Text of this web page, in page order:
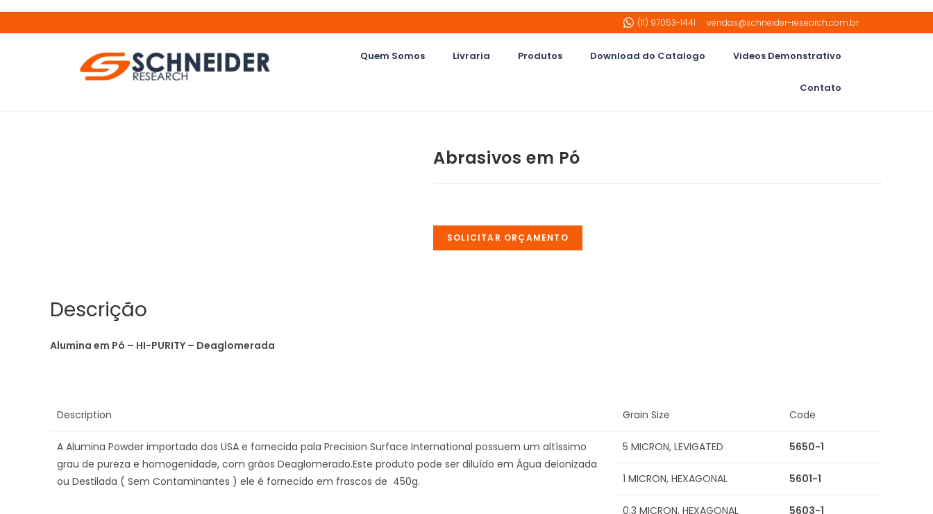
(11) 97053-1441 vendas@schneider-research.com.br
Quem Somos Livraria Produtos Download do Catalogo Videos Demonstrativo
Contato
Abrasivos em Pó
SOLICITAR ORÇAMENTO
Descrição
Alumina em Pó – HI-PURITY – Deaglomerada
Description Grain Size Code
A Alumina Powder importada dos USA e fornecida pala Precision Surface International possuem um altíssimo
grau de pureza e homogenidade, com grãos Deaglomerado.Este produto pode ser diluído em Água deionizada
ou Destilada ( Sem Contaminantes ) ele é fornecido em frascos de 450g.
5 MICRON, LEVIGATED 5650-1
1 MICRON, HEXAGONAL 5601-1
0.3 MICRON, HEXAGONAL 5603-1